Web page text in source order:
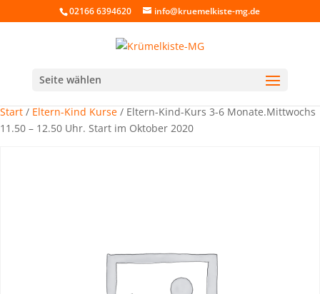
02166 6394620 info@kruemelkiste-mg.de
Seite wählen
Start / Eltern-Kind Kurse / Eltern-Kind-Kurs 3-6 Monate.Mittwochs
11.50 – 12.50 Uhr. Start im Oktober 2020